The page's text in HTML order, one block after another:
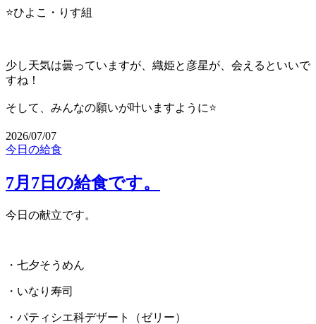
⭐️ひよこ・りす組
少し天気は曇っていますが、織姫と彦星が、会えるといいで
すね！
そして、みんなの願いが叶いますように⭐️
2026/07/07
今日の給食
7月7日の給食です。
今日の献立です。
・七夕そうめん
・いなり寿司
・パティシエ科デザート（ゼリー）